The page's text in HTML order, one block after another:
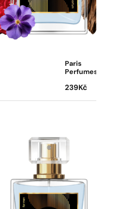
Paris
Perfumes
239 Kč